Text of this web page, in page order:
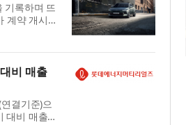
기록하며 뜨
계약 개시
출시된 7
비 매출
결기준)으
대비 매출이